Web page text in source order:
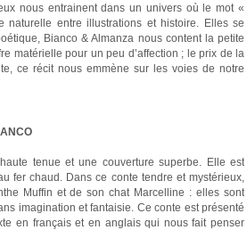
nous entrainent dans un univers où le mot «
entre illustrations et histoire. Elles se
Bianco & Almanza nous content la petite
matérielle pour un peu d’affection ; le prix de la
ce récit nous emmène sur les voies de notre
tenue et une couverture superbe. Elle est
fer chaud. Dans ce conte tendre et mystérieux,
Muffin et de son chat Marcelline : elles sont
imagination et fantaisie. Ce conte est présenté
en français et en anglais qui nous fait penser